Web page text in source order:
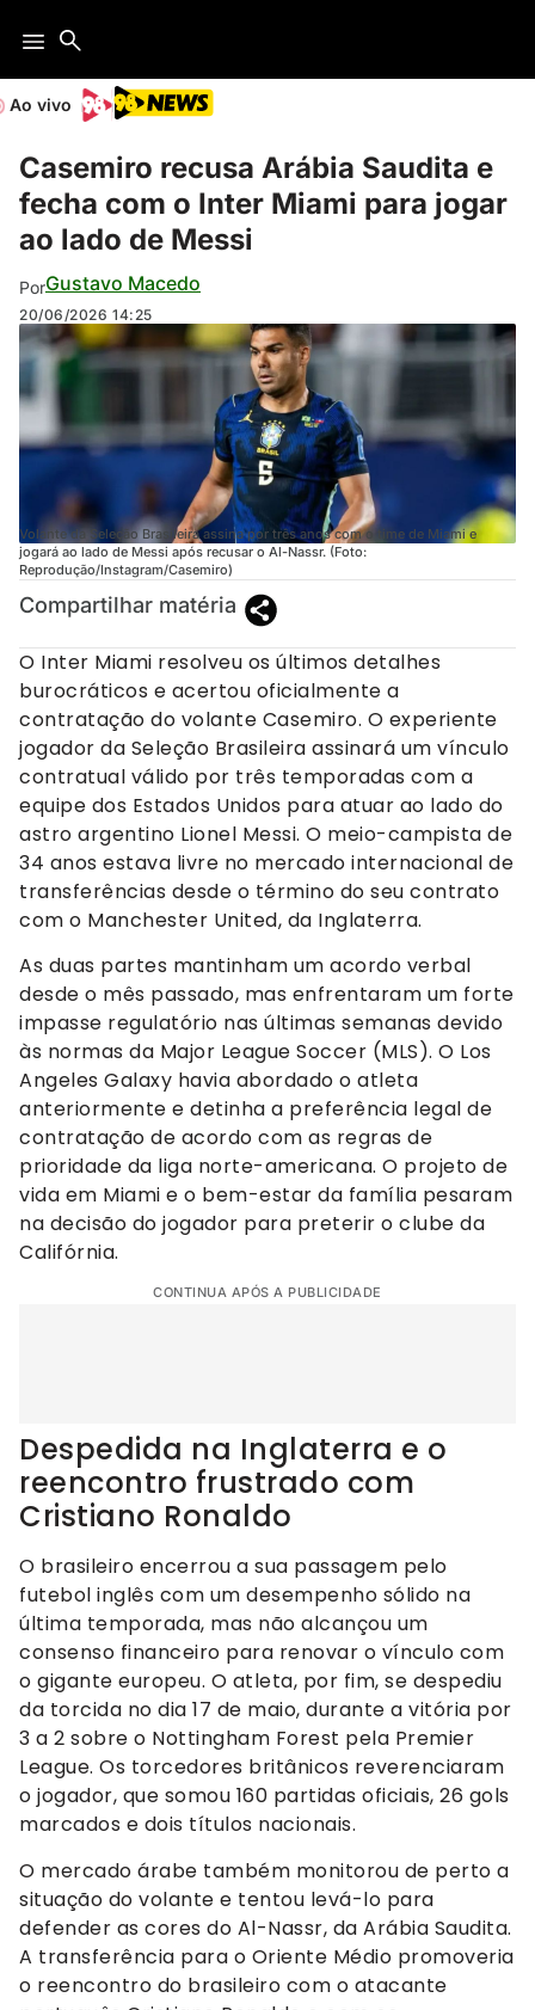
Ao vivo
Casemiro recusa Arábia Saudita e
fecha com o Inter Miami para jogar
ao lado de Messi
PorGustavo Macedo
20/06/2026 14:25
Volante da Seleção Brasileira assina por três anos com o time de Miami e
jogará ao lado de Messi após recusar o Al-Nassr. (Foto:
Reprodução/Instagram/Casemiro)
Compartilhar matéria
O Inter Miami resolveu os últimos detalhes
burocráticos e acertou oficialmente a
contratação do volante Casemiro. O experiente
jogador da Seleção Brasileira assinará um vínculo
contratual válido por três temporadas com a
equipe dos Estados Unidos para atuar ao lado do
astro argentino Lionel Messi. O meio-campista de
34 anos estava livre no mercado internacional de
transferências desde o término do seu contrato
com o Manchester United, da Inglaterra.
As duas partes mantinham um acordo verbal
desde o mês passado, mas enfrentaram um forte
impasse regulatório nas últimas semanas devido
às normas da Major League Soccer (MLS). O Los
Angeles Galaxy havia abordado o atleta
anteriormente e detinha a preferência legal de
contratação de acordo com as regras de
prioridade da liga norte-americana. O projeto de
vida em Miami e o bem-estar da família pesaram
na decisão do jogador para preterir o clube da
Califórnia.
CONTINUA APÓS A PUBLICIDADE
Despedida na Inglaterra e o
reencontro frustrado com
Cristiano Ronaldo
O brasileiro encerrou a sua passagem pelo
futebol inglês com um desempenho sólido na
última temporada, mas não alcançou um
consenso financeiro para renovar o vínculo com
o gigante europeu. O atleta, por fim, se despediu
da torcida no dia 17 de maio, durante a vitória por
3 a 2 sobre o Nottingham Forest pela Premier
League. Os torcedores britânicos reverenciaram
o jogador, que somou 160 partidas oficiais, 26 gols
marcados e dois títulos nacionais.
O mercado árabe também monitorou de perto a
situação do volante e tentou levá-lo para
defender as cores do Al-Nassr, da Arábia Saudita.
A transferência para o Oriente Médio promoveria
o reencontro do brasileiro com o atacante